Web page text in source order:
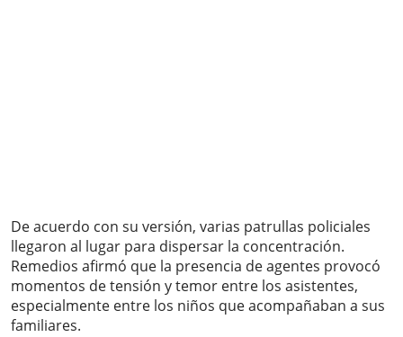
De acuerdo con su versión, varias patrullas policiales
llegaron al lugar para dispersar la concentración.
Remedios afirmó que la presencia de agentes provocó
momentos de tensión y temor entre los asistentes,
especialmente entre los niños que acompañaban a sus
familiares.